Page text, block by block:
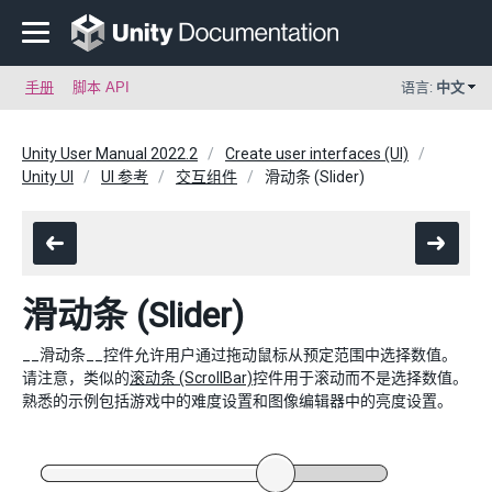
手册 脚本 API 语言: 中文
Unity User Manual 2022.2
Create user interfaces (UI)
Unity UI
UI 参考 交互组件 滑动条 (Slider)
滑动条 (Slider)
__滑动条__控件允许用户通过拖动鼠标从预定范围中选择数值。
请注意，类似的滚动条 (ScrollBar)控件用于滚动而不是选择数值。
熟悉的示例包括游戏中的难度设置和图像编辑器中的亮度设置。